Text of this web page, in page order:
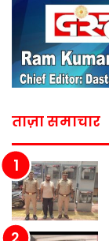
ताज़ा समाचार